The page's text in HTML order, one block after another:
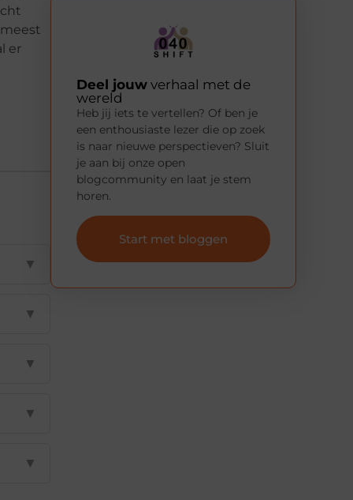
er
▼
▼
▼
▼
▼
Deel jouw verhaal met de
wereld
Heb jij iets te vertellen? Of ben je
een enthousiaste lezer die op zoek
is naar nieuwe perspectieven? Sluit
je aan bij onze open
blogcommunity en laat je stem
horen.
Start met bloggen